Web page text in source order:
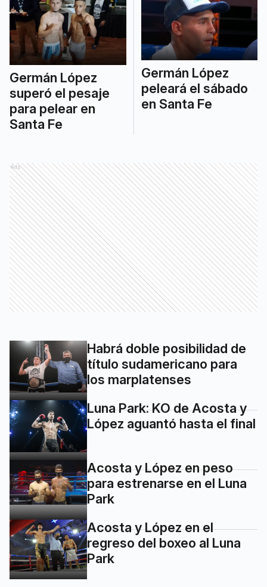
Germán López
superó el pesaje
para pelear en
Santa Fe
Germán López
peleará el sábado
en Santa Fe
Ads
Habrá doble posibilidad de
título sudamericano para
los marplatenses
Luna Park: KO de Acosta y
López aguantó hasta el final
Acosta y López en peso
para estrenarse en el Luna
Park
Acosta y López en el
regreso del boxeo al Luna
Park